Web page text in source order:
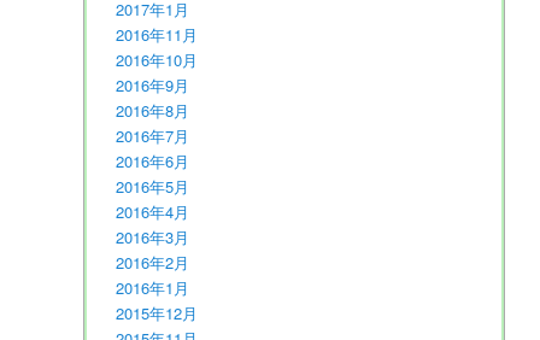
2017年1月
2016年11月
2016年10月
2016年9月
2016年8月
2016年7月
2016年6月
2016年5月
2016年4月
2016年3月
2016年2月
2016年1月
2015年12月